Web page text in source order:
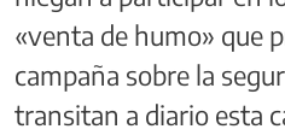
«venta de humo» que
campaña sobre la
transitan a diario esta